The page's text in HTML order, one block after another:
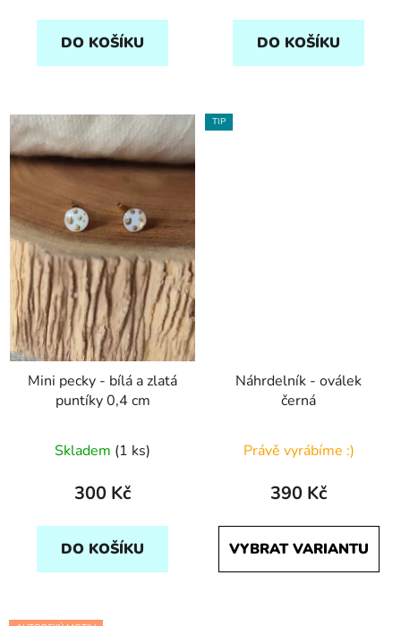
DO KOŠÍKU DO KOŠÍKU
Mini pecky - bílá a zlatá
puntíky 0,4 cm
Skladem (1 ks)
300 Kč
DO KOŠÍKU
TIP
Náhrdelník - oválek
černá
Právě vyrábíme :)
390 Kč
VYBRAT VARIANTU